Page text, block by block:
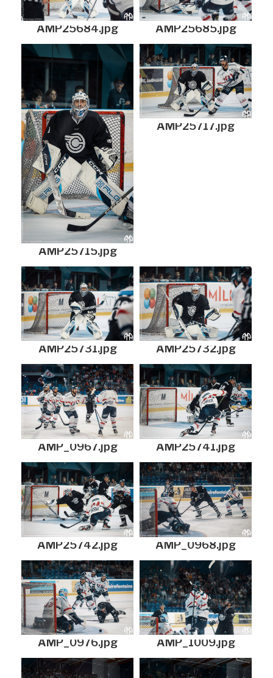
AMP25684.jpg AMP25685.jpg
AMP25715.jpg
AMP25717.jpg
AMP25731.jpg AMP25732.jpg
AMP_0967.jpg AMP25741.jpg
AMP25742.jpg AMP_0968.jpg
AMP_0976.jpg AMP_1009.jpg